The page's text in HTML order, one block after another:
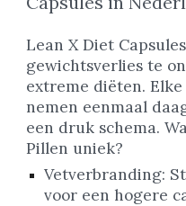
Lean X Diet
gewichtsverlies te
extreme diëten.
nemen eenmaal
een druk schema.
Pillen uniek?
Vetverbranding:
voor een hogere